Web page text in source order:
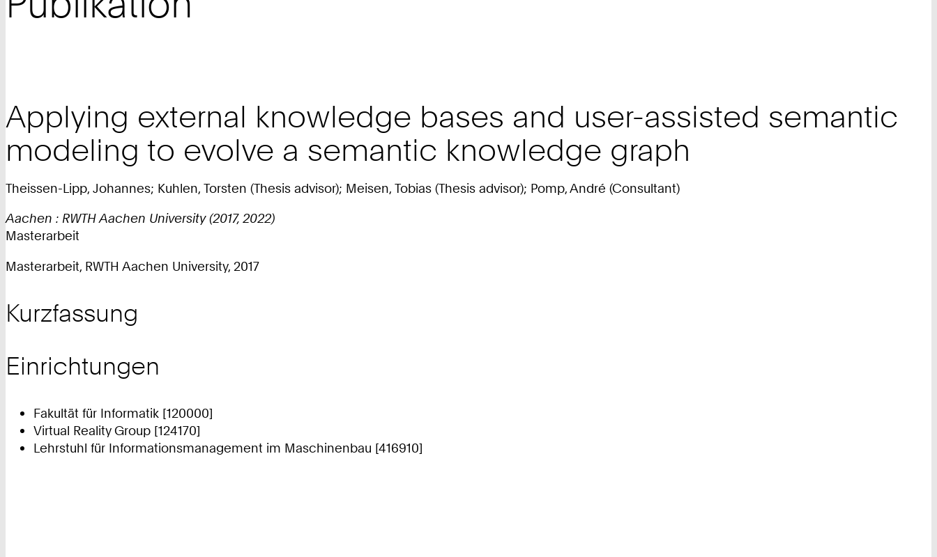
Applying external knowledge bases and user-assisted semantic
modeling to evolve a semantic knowledge graph
Theissen-Lipp, Johannes; Kuhlen, Torsten (Thesis advisor); Meisen, Tobias (Thesis advisor); Pomp, André (Consultant)
Aachen : RWTH Aachen University (2017, 2022)
Masterarbeit
Masterarbeit, RWTH Aachen University, 2017
Kurzfassung
Einrichtungen
Fakultät für Informatik [120000]
Virtual Reality Group [124170]
Lehrstuhl für Informationsmanagement im Maschinenbau [416910]